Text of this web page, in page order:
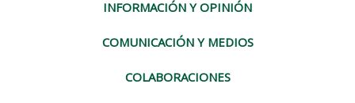
INFORMACIÓN Y OPINIÓN
COMUNICACIÓN Y MEDIOS
COLABORACIONES